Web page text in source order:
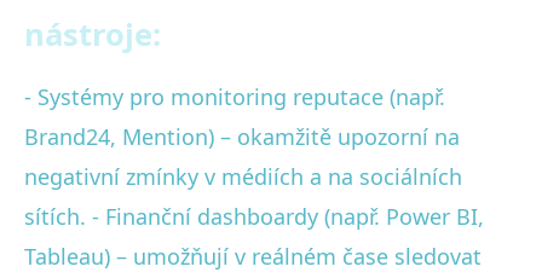
nástroje:
- Systémy pro monitoring reputace (např.
Brand24, Mention) – okamžitě upozorní na
negativní zmínky v médiích a na sociálních
sítích. - Finanční dashboardy (např. Power BI,
Tableau) – umožňují v reálném čase sledovat